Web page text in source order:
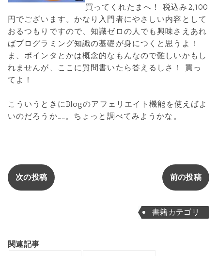
買ってくれたまへ！ 税込み2,100
円でございます。かなり入門者にやさしい内容として
おるつもりですので、知識ゼロの人でも興味さえあれ
ばプログラミング知識の基礎が身につくと思うよ！
ま、ポインタとかは概念的なもんなので難しいかもし
れませんが、ここに質問書いたら答えるしさ！ 買っ
てよ！
こういうときにBlogのアフェリエイト機能を使えばよ
いのだろうか……。ちょっと調べてみようかな。
次の投稿 前の投稿
書籍カテゴリ
関連記事